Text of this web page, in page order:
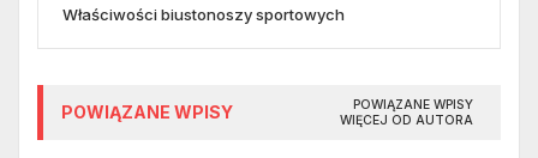
Właściwości biustonoszy sportowych
POWIĄZANE WPISY
POWIĄZANE WPISY
WIĘCEJ OD AUTORA